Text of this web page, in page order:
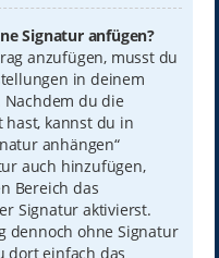
Signatur anfügen?
anzufügen, musst du
in deinem
du die
kannst du in
anhängen“
auch hinzufügen,
Bereich das
Signatur aktivierst.
dennoch ohne Signatur
dort einfach das